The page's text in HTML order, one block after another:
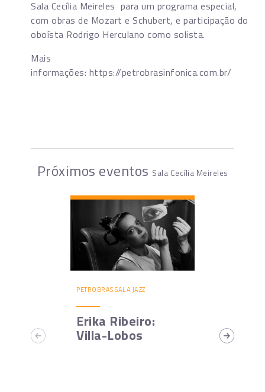
Sala Cecília Meireles para um programa especial,
com obras de Mozart e Schubert, e participação do
oboísta Rodrigo Herculano como solista.
Mais
informações: https://petrobrasinfonica.com.br/
Próximos eventos Sala Cecília Meireles
PETROBRAS SALA JAZZ
Erika Ribeiro:
Villa-Lobos